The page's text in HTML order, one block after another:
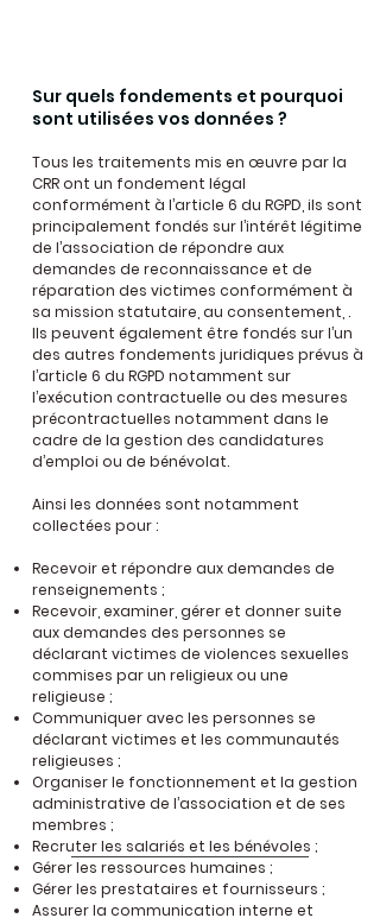
Sur quels fondements et pourquoi
sont utilisées vos données ?
Tous les traitements mis en œuvre par la
CRR ont un fondement légal
conformément à l’article 6 du RGPD, ils sont
principalement fondés sur l’intérêt légitime
de l’association de répondre aux
demandes de reconnaissance et de
réparation des victimes conformément à
sa mission statutaire, au consentement, .
Ils peuvent également être fondés sur l’un
des autres fondements juridiques prévus à
l’article 6 du RGPD notamment sur
l’exécution contractuelle ou des mesures
précontractuelles notamment dans le
cadre de la gestion des candidatures
d’emploi ou de bénévolat.
Ainsi les données sont notamment
collectées pour :
Recevoir et répondre aux demandes de
renseignements ;
Recevoir, examiner, gérer et donner suite
aux demandes des personnes se
déclarant victimes de violences sexuelles
commises par un religieux ou une
religieuse ;
Communiquer avec les personnes se
déclarant victimes et les communautés
religieuses ;
Organiser le fonctionnement et la gestion
administrative de l’association et de ses
membres ;
Recruter les salariés et les bénévoles ;
Gérer les ressources humaines ;
Gérer les prestataires et fournisseurs ;
Assurer la communication interne et